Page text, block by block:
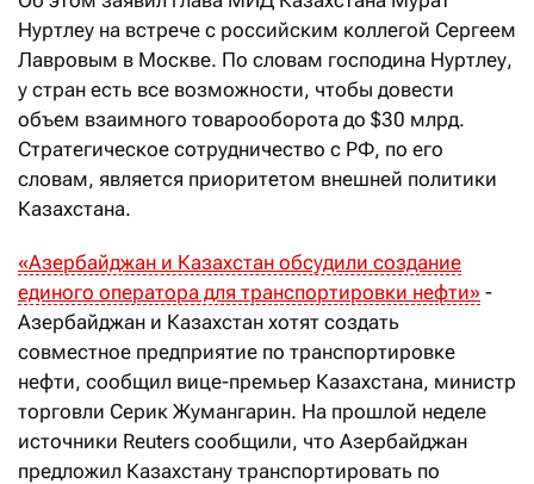
Нуртлеу на встрече с российским коллегой Сергеем
Лавровым в Москве. По словам господина Нуртлеу,
у стран есть все возможности, чтобы довести
объем взаимного товарооборота до $30 млрд.
Стратегическое сотрудничество с РФ, по его
словам, является приоритетом внешней политики
Казахстана.
«Азербайджан и Казахстан обсудили создание
единого оператора для транспортировки нефти» -
Азербайджан и Казахстан хотят создать
совместное предприятие по транспортировке
нефти, сообщил вице-премьер Казахстана, министр
торговли Серик Жумангарин. На прошлой неделе
источники Reuters сообщили, что Азербайджан
предложил Казахстану транспортировать по